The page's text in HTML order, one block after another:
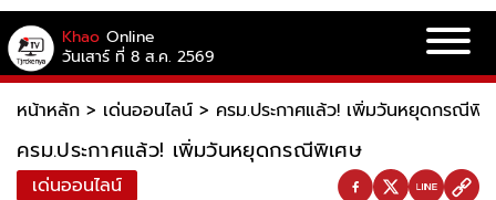
Khao Online
วันเสาร์ ที่ 8 ส.ค. 2569
หน้าหลัก > เด่นออนไลน์ > ครม.ประกาศแล้ว! เพิ่มวันหยุดกรณีพิเ
ครม.ประกาศแล้ว! เพิ่มวันหยุดกรณีพิเศษ
เด่นออนไลน์